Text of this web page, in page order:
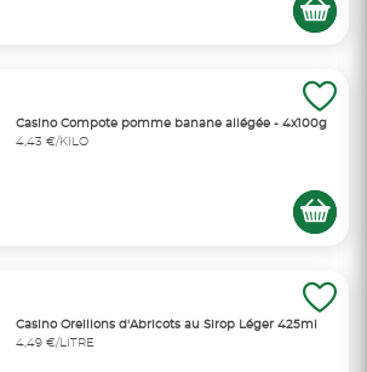
Casino Compote pomme banane allégée - 4x100g
4,43 €/KILO
Casino Oreillons d'Abricots au Sirop Léger 425ml
4,49 €/LITRE